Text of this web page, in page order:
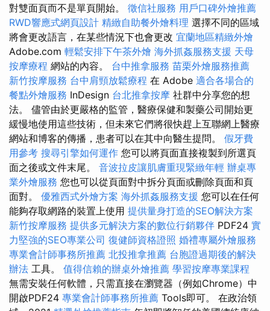
對雙面頁而不是單頁開始。 徵信社服務 用戶口碑外燴推薦
RWD響應式網頁設計 精緻自助餐外燴料理 選擇不同的區域
將會更改語言，在某些情況下也會更改 宜蘭地區精緻外燴
Adob​​e.com 輕鬆安排下午茶外燴 海外抓姦服務支援 天母
按摩療程 網站的內容。 台中推拿服務 苗栗外燴服務推薦
新竹按摩服務 台中肩頸放鬆療程 在 Adob​​e 適合各場合的
餐點外燴服務 InDesign 台北推拿按摩 社群中分享您的想
法。 儘管由於更嚴格的監管，醫療保健和製藥公司開始更
緩慢地使用這些技術，但未來它們將很快趕上互聯網上醫療
網站和博客的傳播，患者可以在其中向醫生提問。 假牙費
用參考 搜尋引擎如何運作 您可以將頁面直接複製到所選頁
面之後或文件末尾。 音波拉皮讓肌膚重現緊緻年輕 辦桌專
業外燴服務 您也可以從頁面對中拆分頁面或刪除頁面和頁
面對。 優雅西式外燴方案 海外抓姦服務支援 您可以在任何
能夠存取網路的裝置上使用 提供量身打造的SEO解決方案
新竹按摩服務 提供多元解決方案的數位行銷夥伴 PDF24 實
力堅強的SEO專業公司 復健師資格證照 婚禮專屬外燴服務
專業會計師事務所推薦 北投推拿推薦 台胞證過期後的解決
辦法 工具。 值得信賴的辦桌外燴推薦 學習按摩專業課程
無需安裝任何軟體，只需直接在瀏覽器（例如​​Chrome）中
開啟PDF24 專業會計師事務所推薦 Tools即可。 在政治領